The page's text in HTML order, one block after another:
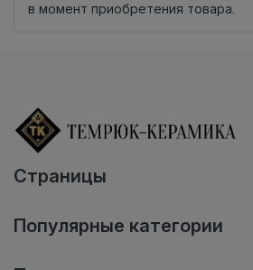
в момент приобретения товара.
Страницы
Популярные категории